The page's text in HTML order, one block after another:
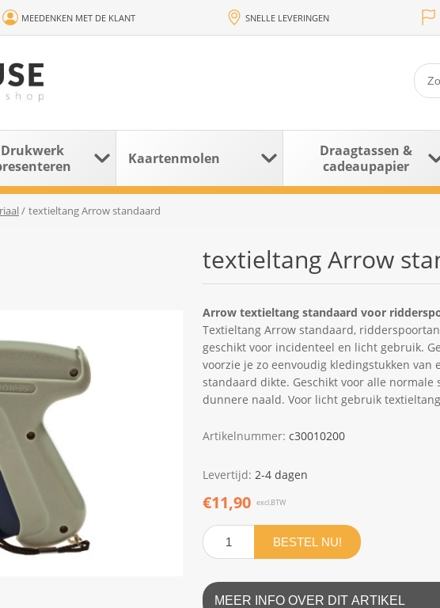
MEEDENKEN MET DE KLANT SNELLE LEVERINGEN
Drukwerk
Kaartenmolen
Draagtassen &
cadeaupapier
/ textieltang Arrow standaard
textieltang Arrow
Arrow textieltang standaard voor
Textieltang Arrow standaard,
geschikt voor incidenteel en licht gebruik.
voorzie je zo eenvoudig kledingstukken
standaard dikte. Geschikt voor alle
dunnere naald. Voor licht gebruik
Artikelnummer: c30010200
Levertijd: 2-4 dagen
€11,90 excl.BTW
BESTEL NU!
MEER INFO OVER DIT ARTIKEL